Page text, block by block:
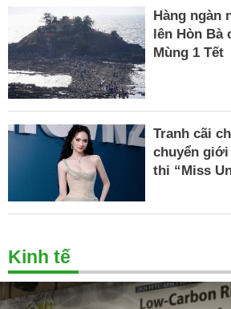
Hàng
lên Hòn Bà
Mùng 1 Tết
Tranh cãi
chuyển
thi “Miss
Kinh tế